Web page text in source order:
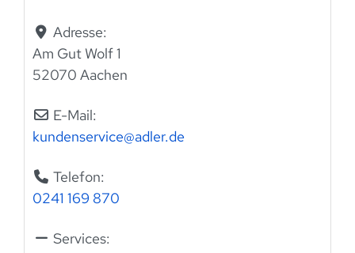
Adresse:
Am Gut Wolf 1
52070 Aachen
E-Mail:
kundenservice@adler.de
Telefon:
0241 169 870
Services: